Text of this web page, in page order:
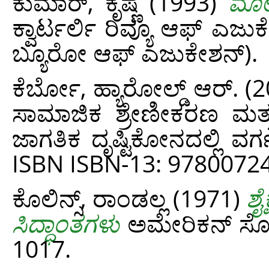
ಕ್ವಾರ್ಟರ್ಲಿ ರಿವ್ಯೂ ಆಫ್
ಬ್ಯೂರೋ ಆಫ್ ಎಜುಕೇಶನ್).
ಕೆರ್ಬೋ, ಹ್ಯಾರೋಲ್ಡ್ ಆರ್.
ಸಾಮಾಜಿಕ ಶ್ರೇಣೀಕರಣ
ಜಾಗತಿಕ ದೃಷ್ಟಿಕೋನದಲ್ಲಿ
ISBN ISBN-13:
ಕೊಲಿನ್ಸ್, ರಾಂಡಲ್ಲ (1971)
ಸಿದ್ಧಾಂತಗಳುಅಮೇರಿಕನ್
1017.